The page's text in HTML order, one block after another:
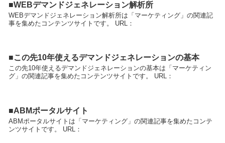
■WEBデマンドジェネレーション解析所
WEBデマンドジェネレーション解析所は「マーケティング」の関連記
事を集めたコンテンツサイトです。 URL：
■この先10年使えるデマンドジェネレーションの基本
この先10年使えるデマンドジェネレーションの基本は「マーケティン
グ」の関連記事を集めたコンテンツサイトです。 URL：
■ABMポータルサイト
ABMポータルサイトは「マーケティング」の関連記事を集めたコンテ
ンツサイトです。 URL：